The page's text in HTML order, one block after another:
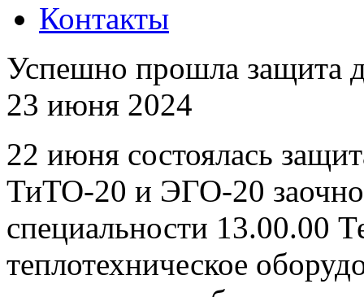
Контакты
Успешно прошла защита
23 июня 2024
22 июня состоялась
ТиТО-20 и ЭГО-20
специальности 13.00.00
теплотехническое